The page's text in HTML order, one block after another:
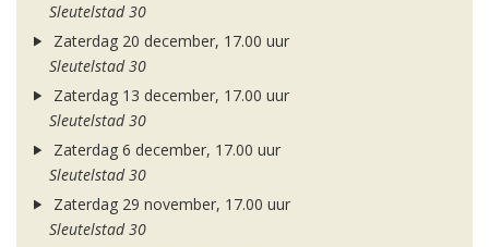
Sleutelstad 30
Zaterdag 20 december, 17.00 uur
Sleutelstad 30
Zaterdag 13 december, 17.00 uur
Sleutelstad 30
Zaterdag 6 december, 17.00 uur
Sleutelstad 30
Zaterdag 29 november, 17.00 uur
Sleutelstad 30